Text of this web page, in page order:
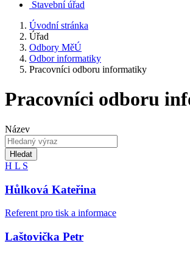
Stavební úřad
Úvodní stránka
Úřad
Odbory MěÚ
Odbor informatiky
Pracovníci odboru informatiky
Pracovníci odboru
Název
Hledat
H L S
Hůlková Kateřina
Referent pro tisk a informace
Laštovička Petr